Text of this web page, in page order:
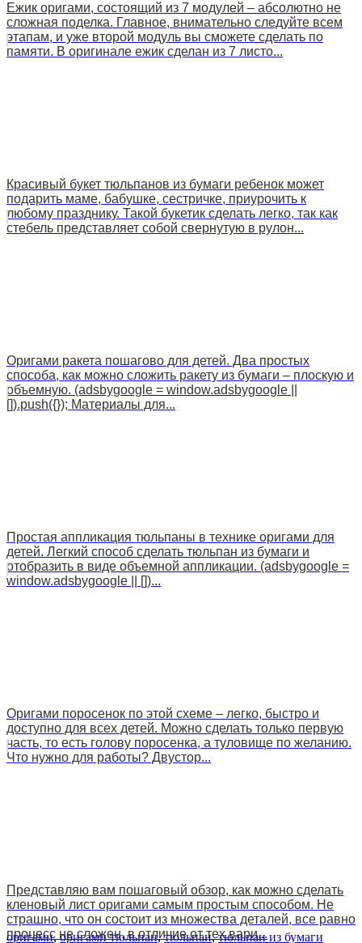
Ежик оригами, состоящий из 7 модулей – абсолютно не
сложная поделка. Главное, внимательно следуйте всем
этапам, и уже второй модуль вы сможете сделать по
памяти. В оригинале ежик сделан из 7 листо...
Красивый букет тюльпанов из бумаги ребенок может
подарить маме, бабушке, сестричке, приурочить к
любому празднику. Такой букетик сделать легко, так как
стебель представляет собой свернутую в рулон...
Оригами ракета пошагово для детей. Два простых
способа, как можно сложить ракету из бумаги – плоскую и
объемную. (adsbygoogle = window.adsbygoogle ||
[]).push({}); Материалы для...
Простая аппликация тюльпаны в технике оригами для
детей. Легкий способ сделать тюльпан из бумаги и
отобразить в виде объемной аппликации. (adsbygoogle =
window.adsbygoogle || [])...
Оригами поросенок по этой схеме – легко, быстро и
доступно для всех детей. Можно сделать только первую
часть, то есть голову поросенка, а туловище по желанию.
Что нужно для работы? Двустор...
Представляю вам пошаговый обзор, как можно сделать
кленовый лист оригами самым простым способом. Не
страшно, что он состоит из множества деталей, все равно
процесс не сложен, в отличие от тех вари...
оригами,оригами тюльпан,тюльпан,тюльпан из бумаги